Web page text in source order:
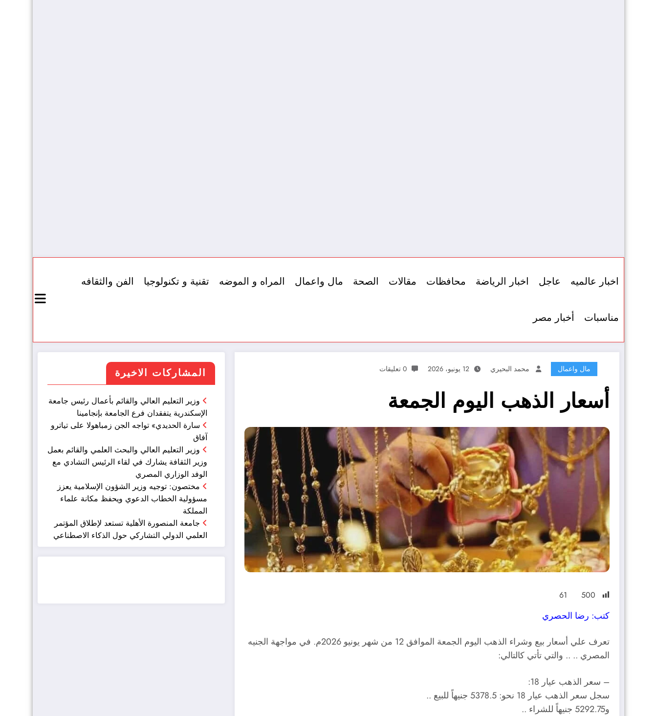
اخبار عالميه عاجل اخبار الرياضة محافظات مقالات الصحة مال واعمال المراه و الموضه تقنية و تكنولوجيا الفن والثقافه
مناسبات أخبار مصر
مال واعمال محمد البحيري 12 يونيو، 2026 0 تعليقات
أسعار الذهب اليوم الجمعة
500
61
كتب: رضا الحصري
تعرف علي أسعار بيع وشراء الذهب اليوم الجمعة الموافق 12 من شهر يونيو 2026م. في مواجهة الجنيه
المصري .. .. والتي تأتي كالتالي:
– سعر الذهب عيار 18:
سجل سعر الذهب عيار 18 نحو: 5378.5 جنيهاً للبيع ..
و5292.75 جنيهاً للشراء ..
المشاركات الاخيرة
وزير التعليم العالي والقائم بأعمال رئيس جامعة
الإسكندرية يتفقدان فرع الجامعة بإنجامينا
سارة الحديدي» تواجه الجن زمباهولا على تياترو
آفاق
وزير التعليم العالي والبحث العلمي والقائم بعمل
وزير الثقافة يشارك في لقاء الرئيس التشادي مع
الوفد الوزاري المصري
مختصون: توجيه وزير الشؤون الإسلامية يعزز
مسؤولية الخطاب الدعوي ويحفظ مكانة علماء
المملكة
جامعة المنصورة الأهلية تستعد لإطلاق المؤتمر
العلمي الدولي التشاركي حول الذكاء الاصطناعي